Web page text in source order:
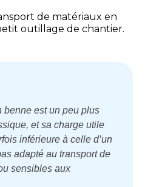
de matériaux en
outillage de chantier.
benne est un peu plus
et sa charge utile
inférieure à celle d’un
adapté au transport de
sensibles aux